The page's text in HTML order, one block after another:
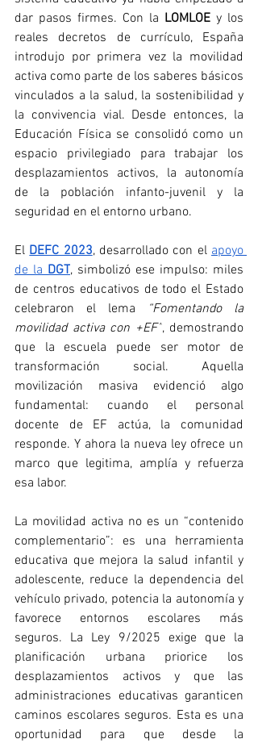
dar pasos firmes. Con la LOMLOE y los
reales decretos de currículo, España
introdujo por primera vez la movilidad
activa como parte de los saberes básicos
vinculados a la salud, la sostenibilidad y
la convivencia vial. Desde entonces, la
Educación Física se consolidó como un
espacio privilegiado para trabajar los
desplazamientos activos, la autonomía
de la población infanto-juvenil y la
seguridad en el entorno urbano.
El DEFC 2023, desarrollado con el apoyo
de la DGT, simbolizó ese impulso: miles
de centros educativos de todo el Estado
celebraron el lema
“Fomentando la
movilidad activa con +EF”, demostrando
que la escuela puede ser motor de
transformación social. Aquella
movilización masiva evidenció algo
fundamental: cuando el personal
docente de EF actúa, la comunidad
responde. Y ahora la nueva ley ofrece un
marco que legitima, amplía y refuerza
esa labor.
La movilidad activa no es un “contenido
complementario”: es una herramienta
educativa que mejora la salud infantil y
adolescente, reduce la dependencia del
vehículo privado, potencia la autonomía y
favorece entornos escolares más
seguros. La Ley 9/2025 exige que la
planificación urbana priorice los
desplazamientos activos y que las
administraciones educativas garanticen
caminos escolares seguros. Esta es una
oportunidad para que desde la